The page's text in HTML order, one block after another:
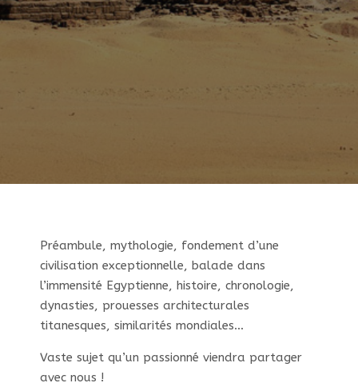
Préambule, mythologie, fondement d’une
civilisation exceptionnelle, balade dans
l’immensité Egyptienne, histoire, chronologie,
dynasties, prouesses architecturales
titanesques, similarités mondiales…
Vaste sujet qu’un passionné viendra partager
avec nous !